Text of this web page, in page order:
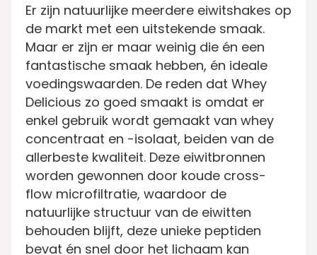
Er zijn natuurlijke meerdere eiwitshakes op
de markt met een uitstekende smaak.
Maar er zijn er maar weinig die én een
fantastische smaak hebben, én ideale
voedingswaarden. De reden dat Whey
Delicious zo goed smaakt is omdat er
enkel gebruik wordt gemaakt van whey
concentraat en -isolaat, beiden van de
allerbeste kwaliteit. Deze eiwitbronnen
worden gewonnen door koude cross-
flow microfiltratie, waardoor de
natuurlijke structuur van de eiwitten
behouden blijft, deze unieke peptiden
bevat én snel door het lichaam kan